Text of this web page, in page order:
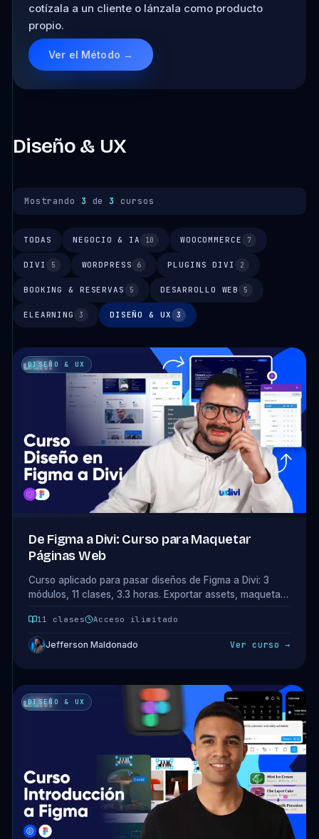
cotízala a un cliente o lánzala como producto
propio.
Ver el Método →
Diseño & UX
Mostrando 3 de3 cursos
TODAS NEGOCIO & IA 10 WOOCOMMERCE 7
DIVI 5 WORDPRESS 6 PLUGINS DIVI 2
BOOKING & RESERVAS 5 DESARROLLO WEB 5
ELEARNING 3 DISEÑO & UX 3
DISEÑO & UX
De Figma a Divi: Curso para Maquetar
Páginas Web
Curso aplicado para pasar diseños de Figma a Divi: 3
módulos, 11 clases, 3.3 horas. Exportar assets, maquetar
completo incluido en tu plan.
11 clases Acceso ilimitado
Jefferson Maldonado Ver curso →
DISEÑO & UX